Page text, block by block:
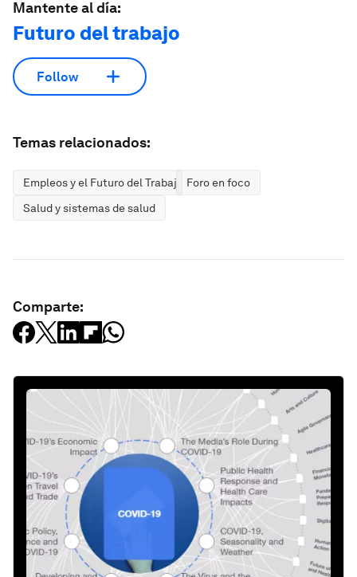
Mantente al día:
Futuro del trabajo
Follow
Temas relacionados:
Empleos y el Futuro del Trabajo
Foro en foco
Salud y sistemas de salud
Comparte: